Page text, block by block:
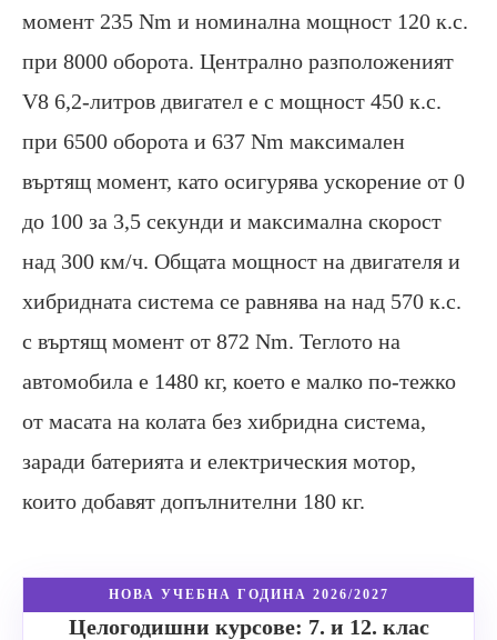
момент 235 Nm и номинална мощност 120 к.с.
при 8000 оборота. Централно разположеният
V8 6,2-литров двигател е с мощност 450 к.с.
при 6500 оборота и 637 Nm максимален
въртящ момент, като осигурява ускорение от 0
до 100 за 3,5 секунди и максимална скорост
над 300 км/ч. Общата мощност на двигателя и
хибридната система се равнява на над 570 к.с.
с въртящ момент от 872 Nm. Теглото на
автомобила е 1480 кг, което е малко по-тежко
от масата на колата без хибридна система,
заради батерията и електрическия мотор,
които добавят допълнителни 180 кг.
НОВА УЧЕБНА ГОДИНА 2026/2027
Целогодишни курсове: 7. и 12. клас